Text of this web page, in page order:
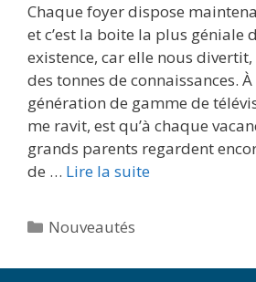
Chaque foyer dispose
et c’est la boite la plus géniale
existence, car elle nous
des tonnes de connaissances.
génération de gamme de
me ravit, est qu’à chaque
grands parents regardent
de … Lire la suite
Catégories
Nouveautés